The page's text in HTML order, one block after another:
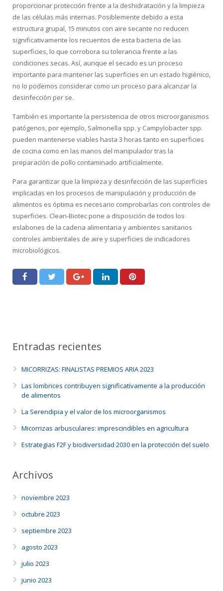
proporcionar protección frente a la deshidratación y la limpieza
de las células más internas. Posiblemente debido a esta
estructura grupal, 15 minutos con aire secante no reducen
significativamente los recuentos de esta bacteria de las
superficies, lo que corrobora su tolerancia frente a las
condiciones secas. Así, aunque el secado es un proceso
importante para mantener las superficies en un estado higiénico,
no lo podemos considerar como un proceso para alcanzar la
desinfección per se.
También es importante la persistencia de otros microorganismos
patógenos, por ejemplo, Salmonella spp. y Campylobacter spp.
pueden mantenerse viables hasta 3 horas tanto en superficies
de cocina como en las manos del manipulador tras la
preparación de pollo contaminado artificialmente.
Para garantizar que la limpieza y desinfección de las superficies
implicadas en los procesos de manipulación y producción de
alimentos es óptima es necesario comprobarlas con controles de
superficies. Clean-Biotec pone a disposición de todos los
eslabones de la cadena alimentaria y ambientes sanitarios
controles ambientales de aire y superficies de indicadores
microbiológicos.
Entradas recientes
MICORRIZAS: FINALISTAS PREMIOS ARIA 2023
Las lombrices contribuyen significativamente a la producción
de alimentos
La Serendipia y el valor de los microorganismos
Micorrizas arbusculares: imprescindibles en agricultura
Estrategias F2F y biodiversidad 2030 en la protección del suelo
Archivos
noviembre 2023
octubre 2023
septiembre 2023
agosto 2023
julio 2023
junio 2023